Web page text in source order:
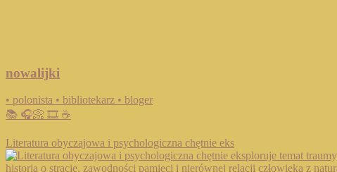
nowalijki
• polonista • bibliotekarz • bloger
📚 🎧📀 🎞️ ☕️
Literatura obyczajowa i psychologiczna chętnie eks